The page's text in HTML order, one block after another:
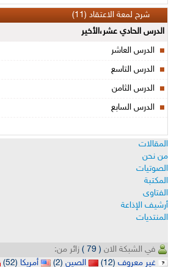
شرح لمعة الاعتقاد (11)
الدرس الحادي عشر،الأخير
الدرس العاشر
الدرس التاسع
الدرس الثامن
الدرس السابع
المقالات
من نحن
الصوتيات
المكتبة
الفتاوى
أرشيف الإذاعة
المنتديات
في الشبكة الان ( 79 )
زائر من:
غير معروف (12) الصين (2) أمريكا (52)